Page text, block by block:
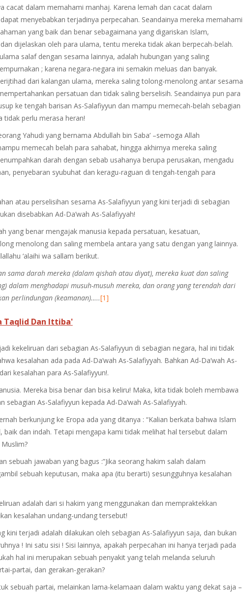
cacat dalam memahami manhaj. Karena lemah dan cacat dalam
menyebabkan terjadinya perpecahan. Seandainya mereka memahami
yang baik dan benar sebagaimana yang digariskan Islam,
dijelaskan oleh para ulama, tentu mereka tidak akan berpecah-belah.
salaf dengan sesama lainnya, adalah hubungan yang saling
; karena negara-negara ini semakin meluas dan banyak.
dari kalangan ulama, mereka saling tolong-menolong antar sesama
persatuan dan tidak saling berselisih. Seandainya pun para
ke tengah barisan As-Salafiyyun dan mampu memecah-belah sebagian
tidak perlu merasa heran!
Yahudi yang bernama Abdullah bin Saba’ –semoga Allah
memecah belah para sahabat, hingga akhirnya mereka saling
darah dengan sebab usahanya berupa perusakan, mengadu
penyebaran syubuhat dan keragu-raguan di tengah-tengah para
atau perselisihan sesama As-Salafiyyun yang kini terjadi di sebagian
disebabkan Ad-Da’wah As-Salafiyyah!
yang benar mengajak manusia kepada persatuan, kesatuan,
menolong dan saling membela antara yang satu dengan yang lainnya.
‘alaihi wa sallam berikut.
sama darah mereka (dalam qishah atau diyat), mereka kuat dan saling
dalam menghadapi musuh-musuh mereka, dan orang yang terendah dari
perlindungan (keamanan)…..[1]
Taqlid Dan Ittiba'
kekeliruan dari sebagian As-Salafiyyun di sebagian negara, hal ini tidak
kesalahan ada pada Ad-Da’wah As-Salafiyyah. Bahkan Ad-Da’wah As-
kesalahan para As-Salafiyyun!.
Mereka bisa benar dan bisa keliru! Maka, kita tidak boleh membawa
sebagian As-Salafiyyun kepada Ad-Da’wah As-Salafiyyah.
berkunjung ke Eropa ada yang ditanya : “Kalian berkata bahwa Islam
baik dan indah. Tetapi mengapa kami tidak melihat hal tersebut dalam
sebuah jawaban yang bagus :”Jika seorang hakim salah dalam
sebuah keputusan, maka apa (itu berarti) sesungguhnya kesalahan
adalah dari si hakim yang menggunakan dan mempraktekkan
kesalahan undang-undang tersebut!
kini terjadi adalah dilakukan oleh sebagian As-Salafiyyun saja, dan bukan
! Ini satu sisi ! Sisi lainnya, apakah perpecahan ini hanya terjadi pada
hal ini merupakan sebuah penyakit yang telah melanda seluruh
partai, dan gerakan-gerakan?
sebuah partai, melainkan lama-kelamaan dalam waktu yang dekat saja –